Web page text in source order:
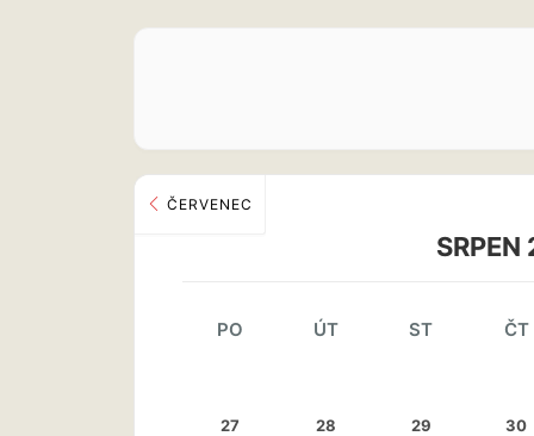
ČERVENEC
PO ÚT ST ČT
27 28 29 30